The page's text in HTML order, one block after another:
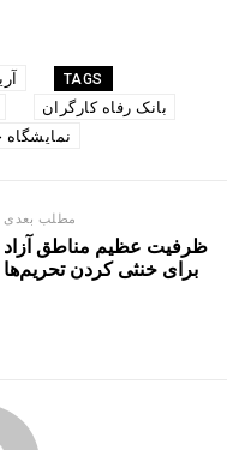
TAGS
بانک رفاه کارگران
مطلب بعدی
ظرفیت عظیم مناطق آزاد
برای خنثی کردن تحریم‌ها